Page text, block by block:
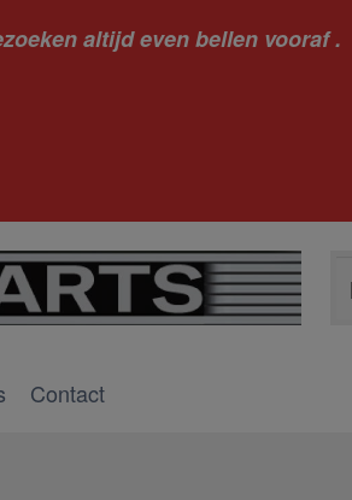
altijd even bellen vooraf .
Contact